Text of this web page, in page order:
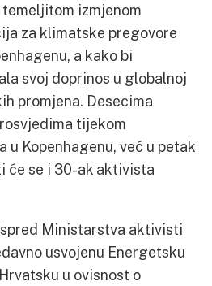
temeljitom izmjenom
za klimatske pregovore
a kako bi
svoj doprinos u globalnoj
promjena. Desecima
tijekom
u Kopenhagenu, već u petak
će se i 30-ak aktivista
Ministarstva aktivisti
usvojenu Energetsku
u ovisnost o